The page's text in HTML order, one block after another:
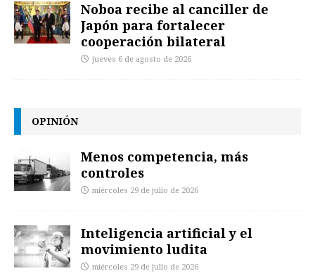
Noboa recibe al canciller de
Japón para fortalecer
cooperación bilateral
jueves 6 de agosto de 2026
OPINIÓN
Menos competencia, más
controles
miércoles 29 de julio de 2026
Inteligencia artificial y el
movimiento ludita
miércoles 29 de julio de 2026